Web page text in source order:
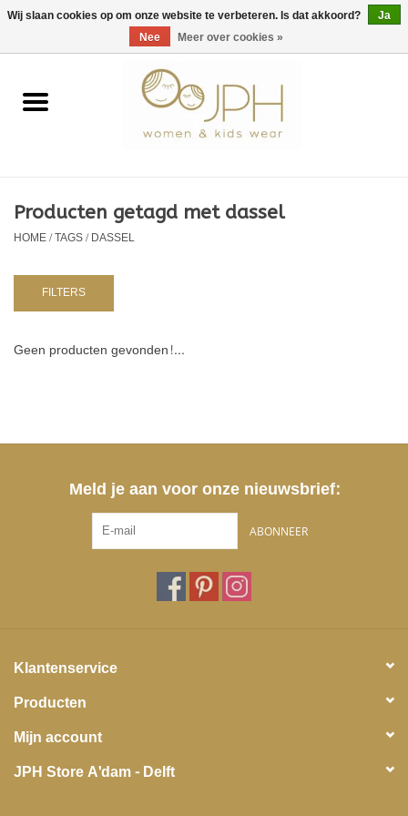
EUR/GBP/USD 0 Artikelen - €0,00
Home
Kids
NURSERY / TABLEWARE
Producten getagd met dassel
HOME/TAGS/DASSEL
FILTERS
Geen producten gevonden!...
Meld je aan voor onze nieuwsbrief:
ABONNEER
Klantenservice
Producten
Mijn account
JPH Store A'dam - Delft
Wij slaan cookies op om onze website te verbeteren. Is dat akkoord?
Ja
Nee
Meer over cookies »